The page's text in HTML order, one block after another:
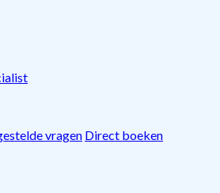
vragen Direct boeken